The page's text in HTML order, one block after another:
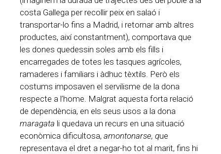
costa Gallega per recollir peix en salaó i
transportar-lo fins a Madrid, i retornar amb altres
productes, així constantment), comportava que
les dones quedessin soles amb els fills i
encarregades de totes les tasques agrícoles,
ramaderes i familiars i àdhuc tèxtils. Però els
costums imposaven el servilisme de la dona
respecte a l’home. Malgrat aquesta forta relació
de dependència, en els seus usos a la dona
maragata li quedava un recurs en una situació
econòmica dificultosa, amontonarse, que
representava el dret a negar-ho tot al marit, fins hi